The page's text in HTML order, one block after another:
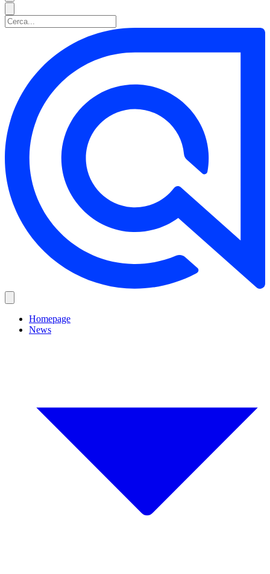
Homepage
News